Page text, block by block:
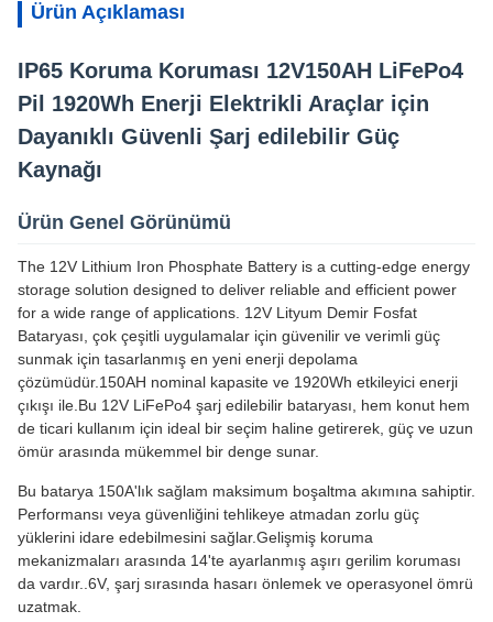
Ürün Açıklaması
IP65 Koruma Koruması 12V150AH LiFePo4
Pil 1920Wh Enerji Elektrikli Araçlar için
Dayanıklı Güvenli Şarj edilebilir Güç
Kaynağı
Ürün Genel Görünümü
The 12V Lithium Iron Phosphate Battery is a cutting-edge energy
storage solution designed to deliver reliable and efficient power
for a wide range of applications. 12V Lityum Demir Fosfat
Bataryası, çok çeşitli uygulamalar için güvenilir ve verimli güç
sunmak için tasarlanmış en yeni enerji depolama
çözümüdür.150AH nominal kapasite ve 1920Wh etkileyici enerji
çıkışı ile.Bu 12V LiFePo4 şarj edilebilir bataryası, hem konut hem
de ticari kullanım için ideal bir seçim haline getirerek, güç ve uzun
ömür arasında mükemmel bir denge sunar.
Bu batarya 150A'lık sağlam maksimum boşaltma akımına sahiptir.
Performansı veya güvenliğini tehlikeye atmadan zorlu güç
yüklerini idare edebilmesini sağlar.Gelişmiş koruma
mekanizmaları arasında 14'te ayarlanmış aşırı gerilim koruması
da vardır..6V, şarj sırasında hasarı önlemek ve operasyonel ömrü
uzatmak.